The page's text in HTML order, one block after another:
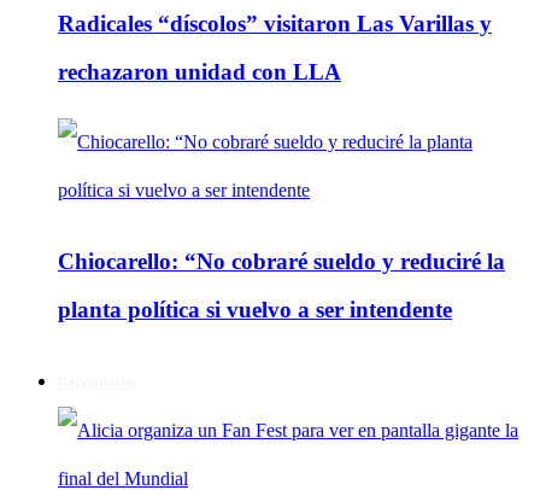
Radicales “díscolos” visitaron Las Varillas y
rechazaron unidad con LLA
Chiocarello: “No cobraré sueldo y reduciré la
planta política si vuelvo a ser intendente